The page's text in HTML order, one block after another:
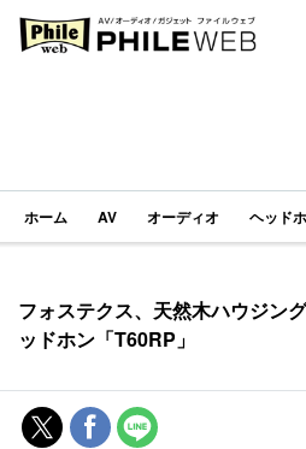
PHILE WEB｜AV/オーディオ/ガ
ホーム AV オーディオ ヘッド
フォステクス、天然木ハウジン
ッドホン「T60RP」